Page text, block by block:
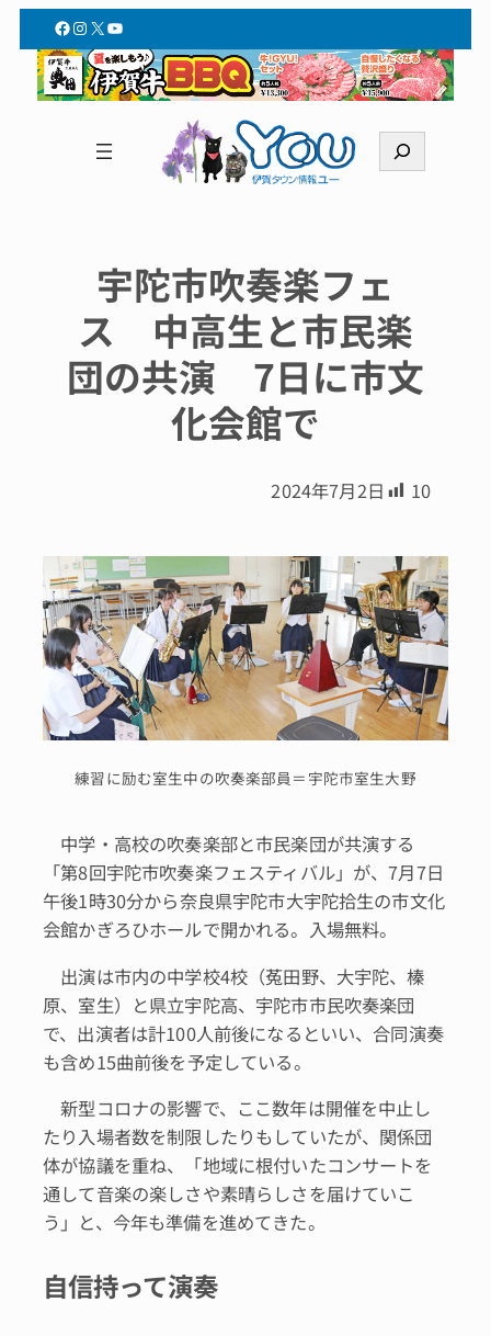
Facebook
Instagram
X YouTube
索
宇陀市吹奏楽フェ
ス 中高生と市民楽
団の共演 7日に市文
化会館で
2024年7月2日 10
練習に励む室生中の吹奏楽部員＝宇陀市室生大野
中学・高校の吹奏楽部と市民楽団が共演する
「第8回宇陀市吹奏楽フェスティバル」が、7月7日
午後1時30分から奈良県宇陀市大宇陀拾生の市文化
会館かぎろひホールで開かれる。入場無料。
出演は市内の中学校4校（菟田野、大宇陀、榛
原、室生）と県立宇陀高、宇陀市市民吹奏楽団
で、出演者は計100人前後になるといい、合同演奏
も含め15曲前後を予定している。
新型コロナの影響で、ここ数年は開催を中止し
たり入場者数を制限したりもしていたが、関係団
体が協議を重ね、「地域に根付いたコンサートを
通して音楽の楽しさや素晴らしさを届けていこ
う」と、今年も準備を進めてきた。
自信持って演奏